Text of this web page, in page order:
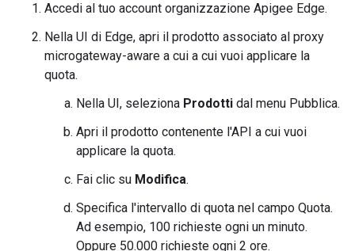
Accedi al tuo account organizzazione Apigee Edge.
Nella UI di Edge, apri il prodotto associato al proxy
microgateway-aware a cui a cui vuoi applicare la
quota.
Nella UI, seleziona Prodotti dal menu Pubblica.
Apri il prodotto contenente l'API a cui vuoi
applicare la quota.
Fai clic su Modifica.
Specifica l'intervallo di quota nel campo Quota.
Ad esempio, 100 richieste ogni un minuto.
Oppure 50.000 richieste ogni 2 ore.